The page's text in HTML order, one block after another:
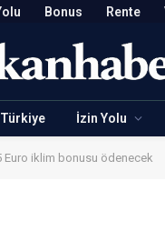
Bonus Rente
Türkiye İzin Yolu
Euro iklim bonusu ödenecek